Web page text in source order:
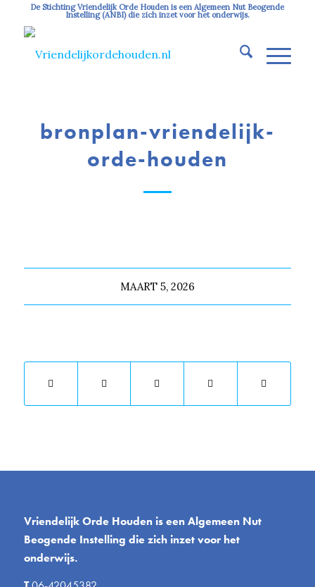
De Stichting Vriendelijk Orde Houden is een Algemeen Nut Beogende
Instelling (ANBI) die zich inzet voor het onderwijs.
bronplan-vriendelijk-
orde-houden
MAART 5, 2026
Vriendelijk Orde Houden is een Algemeen Nut
Beogende Instelling die zich inzet voor het
onderwijs.